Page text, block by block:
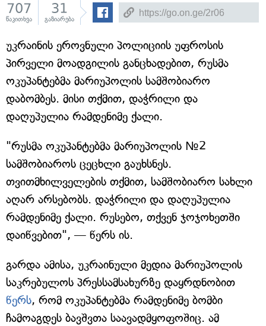
707
წაკითხვა
31
გაზიარება
უკრაინის ეროვნული პოლიციის უფროსის
პირველი მოადგილის განცხადებით, რუსმა
ოკუპანტებმა მარიუპოლის სამშობიარო
დაბომბეს. მისი თქმით, დაჭრილი და
დაღუპულია რამდენიმე ქალი.
"რუსმა ოკუპანტებმა მარიუპოლის №2
სამშობიაროს ცეცხლი გაუხსნეს.
თვითმხილველების თქმით, სამშობიარო სახლი
აღარ არსებობს. დაჭრილი და დაღუპულია
რამდენიმე ქალი. რუსებო, თქვენ ჯოჯოხეთში
დაიწვებით", — წერს ის.
გარდა ამისა, უკრაინული მედია მარიუპოლის
საკრებულოს პრესსამსახურზე დაყრდნობით
წერს, რომ ოკუპანტებმა რამდენიმე ბომბი
ჩამოაგდეს ბავშვთა საავადმყოფოშიც. ამ